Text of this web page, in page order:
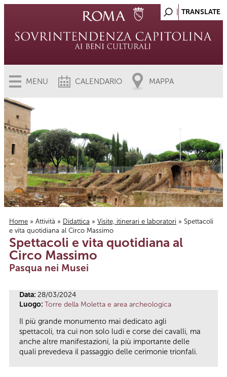
MENU CALENDARIO MAPPA
Tu sei qui
Home » Attività » Didattica » Visite, itinerari e laboratori » Spettacoli
e vita quotidiana al Circo Massimo
Spettacoli e vita quotidiana al
Circo Massimo
Pasqua nei Musei
Data: 28/03/2024
Luogo: Torre della Moletta e area archeologica
Il più grande monumento mai dedicato agli
spettacoli, tra cui non solo ludi e corse dei cavalli, ma
anche altre manifestazioni, la più importante delle
quali prevedeva il passaggio delle cerimonie trionfali.